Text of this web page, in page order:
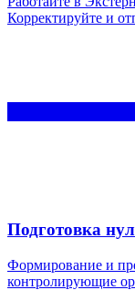
Корректируйте и
Подготовка
Формирование и
контролирующие